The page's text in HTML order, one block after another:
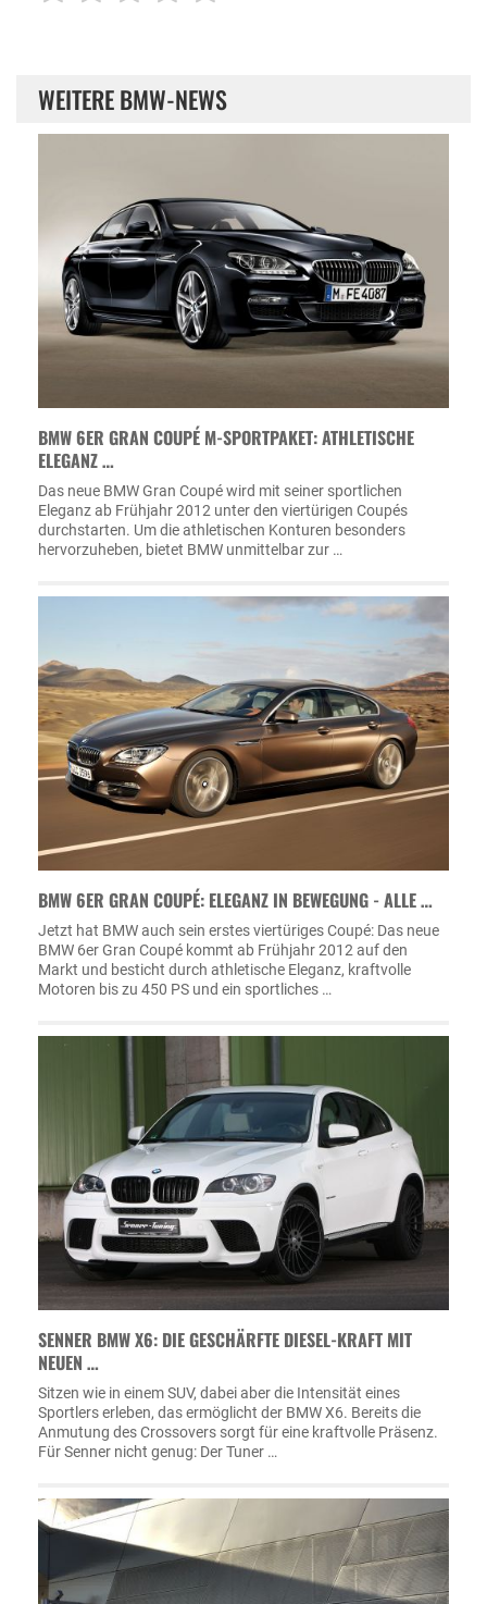
WEITERE BMW-NEWS
BMW 6ER GRAN COUPÉ M-SPORTPAKET: ATHLETISCHE
ELEGANZ …
Das neue BMW Gran Coupé wird mit seiner sportlichen
Eleganz ab Frühjahr 2012 unter den viertürigen Coupés
durchstarten. Um die athletischen Konturen besonders
hervorzuheben, bietet BMW unmittelbar zur …
BMW 6ER GRAN COUPÉ: ELEGANZ IN BEWEGUNG - ALLE …
Jetzt hat BMW auch sein erstes viertüriges Coupé: Das neue
BMW 6er Gran Coupé kommt ab Frühjahr 2012 auf den
Markt und besticht durch athletische Eleganz, kraftvolle
Motoren bis zu 450 PS und ein sportliches …
SENNER BMW X6: DIE GESCHÄRFTE DIESEL-KRAFT MIT
NEUEN …
Sitzen wie in einem SUV, dabei aber die Intensität eines
Sportlers erleben, das ermöglicht der BMW X6. Bereits die
Anmutung des Crossovers sorgt für eine kraftvolle Präsenz.
Für Senner nicht genug: Der Tuner …